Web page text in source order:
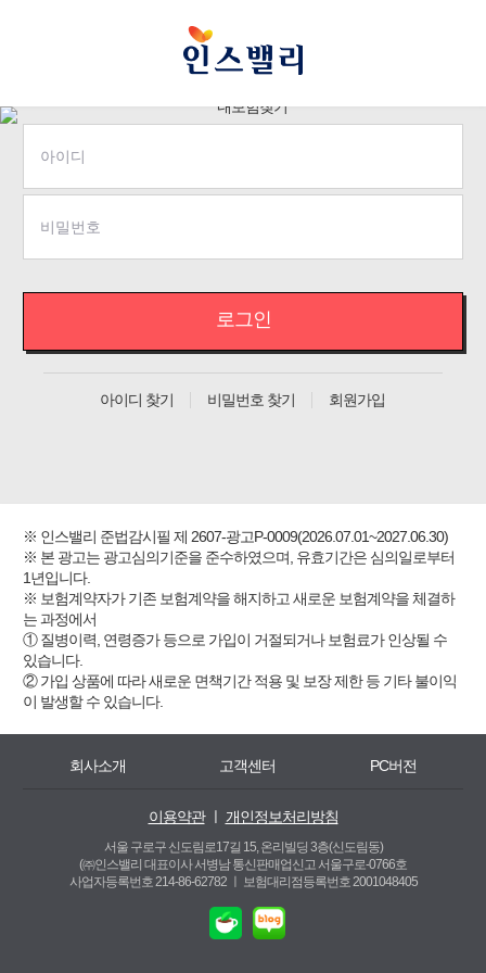
로그인
아이디 찾기 비밀번호 찾기 회원가입
※ 인스밸리 준법감시필 제 2607-광고P-0009(2026.07.01~2027.06.30)
※ 본 광고는 광고심의기준을 준수하였으며, 유효기간은 심의일로부터
1년입니다.
※ 보험계약자가 기존 보험계약을 해지하고 새로운 보험계약을 체결하
는 과정에서
① 질병이력, 연령증가 등으로 가입이 거절되거나 보험료가 인상될 수
있습니다.
② 가입 상품에 따라 새로운 면책기간 적용 및 보장 제한 등 기타 불이익
이 발생할 수 있습니다.
회사소개 고객센터 PC버전
이용약관ㅣ 개인정보처리방침
서울 구로구 신도림로17길 15, 온리빌딩 3층(신도림동)
(㈜인스밸리 대표이사 서병남 통신판매업신고 서울구로-0766호
사업자등록번호 214-86-62782 ㅣ
보험대리점등록번호 2001048405